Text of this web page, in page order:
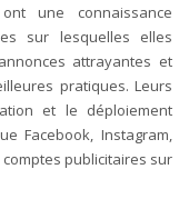
une connaissance
sur lesquelles elles
attrayantes et
pratiques. Leurs
et le déploiement
Facebook, Instagram,
publicitaires sur